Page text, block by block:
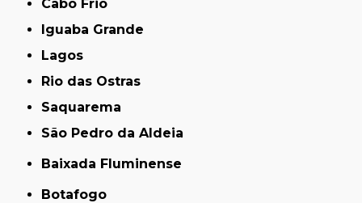
Cabo Frio
Iguaba Grande
Lagos
Rio das Ostras
Saquarema
São Pedro da Aldeia
Baixada Fluminense
Botafogo